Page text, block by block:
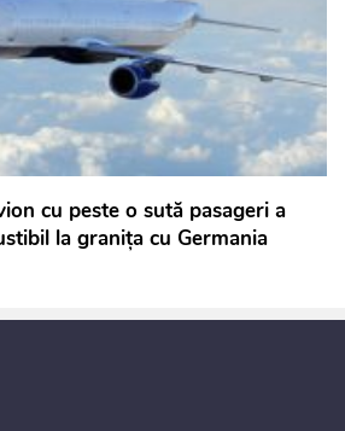
cu peste o sută pasageri a
la granița cu Germania